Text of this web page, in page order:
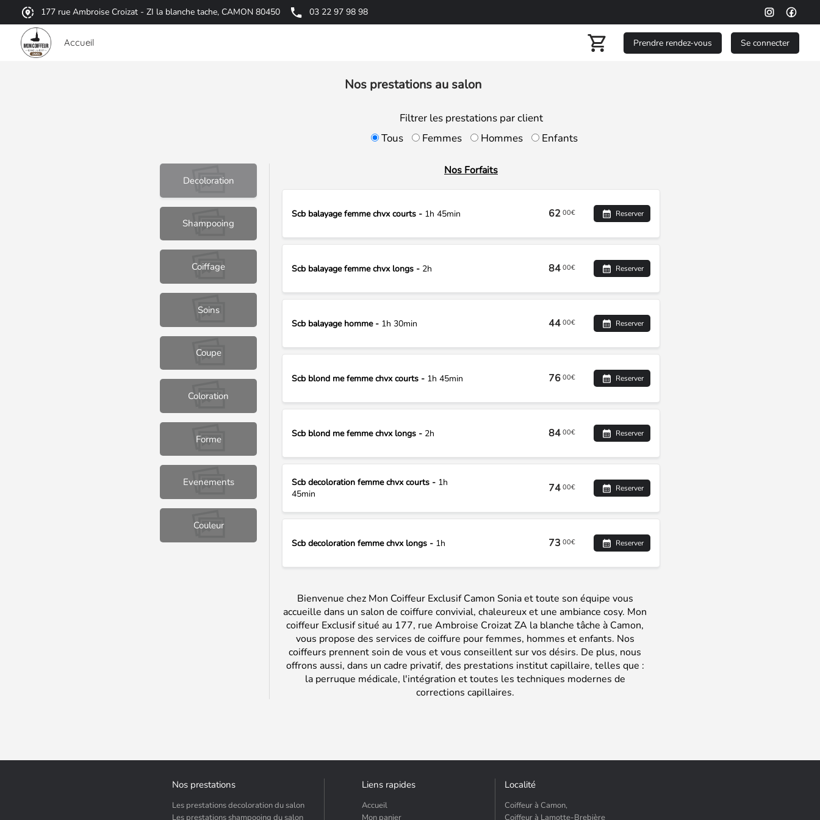
177 rue Ambroise Croizat - ZI la blanche tache, CAMON 80450 03 22 97 98 98
Accueil Prendre rendez-vous Se connecter
Nos prestations au salon
Filtrer les prestations par client
Tous
Femmes Hommes Enfants
Decoloration
Shampooing
Coiffage
Soins
Coupe
Coloration
Forme
Evenements
Couleur
Nos Forfaits
Scb balayage femme chvx courts - 1h 45min 62 00€ Reserver
Scb balayage femme chvx longs - 2h 84 00€ Reserver
Scb balayage homme - 1h 30min 44 00€ Reserver
Scb blond me femme chvx courts - 1h 45min 76 00€ Reserver
Scb blond me femme chvx longs - 2h 84 00€ Reserver
Scb decoloration femme chvx courts - 1h
45min
74 00€ Reserver
Scb decoloration femme chvx longs - 1h 73 00€ Reserver
Bienvenue chez Mon Coiffeur Exclusif Camon Sonia et toute son équipe vous
accueille dans un salon de coiffure convivial, chaleureux et une ambiance cosy. Mon
coiffeur Exclusif situé au 177, rue Ambroise Croizat ZA la blanche tâche à Camon,
vous propose des services de coiffure pour femmes, hommes et enfants. Nos
coiffeurs prennent soin de vous et vous conseillent sur vos désirs. De plus, nous
offrons aussi, dans un cadre privatif, des prestations institut capillaire, telles que :
la perruque médicale, l'intégration et toutes les techniques modernes de
corrections capillaires.
Nos prestations
Les prestations decoloration du salon
Les prestations shampooing du salon
Liens rapides
Accueil
Mon panier
Localité
Coiffeur à Camon,
Coiffeur à Lamotte-Brebière